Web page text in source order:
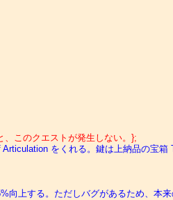
、このクエストが発生しない。};
をくれる。鍵は上納品の宝箱
上する。ただしバグがあるため、本